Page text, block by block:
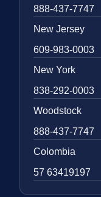
888-437-7747
New Jersey
609-983-0003
New York
838-292-0003
Woodstock
888-437-7747
Colombia
57 63419197